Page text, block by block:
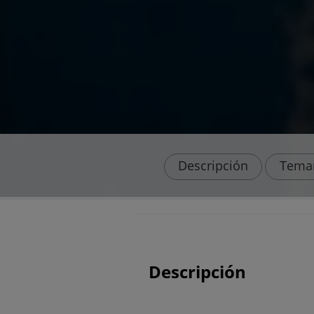
Descripción
Descripción